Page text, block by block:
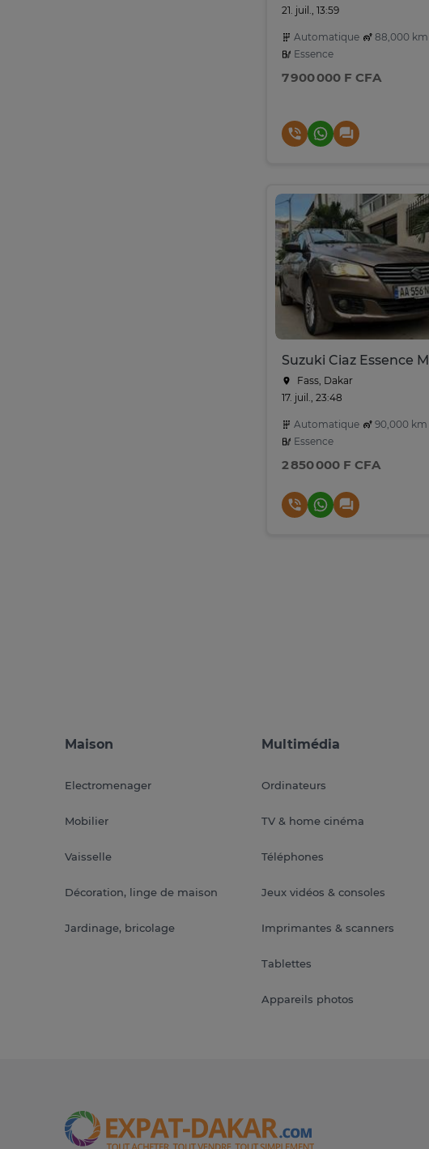
21. juil., 13:59
Automatique
88,000 km
Essence
7 900 000 F CFA
Fass, Dakar
17. juil., 23:48
Automatique
90,000 km
Essence
2 850 000 F CFA
Maison
Electromenager
Mobilier
Vaisselle
Décoration, linge de maison
Jardinage, bricolage
Multimédia
Ordinateurs
TV & home cinéma
Téléphones
Jeux vidéos & consoles
Imprimantes & scanners
Tablettes
Appareils photos